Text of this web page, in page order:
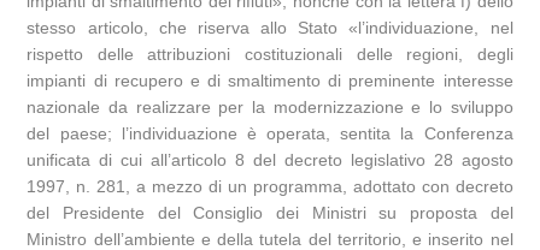
stesso articolo, che riserva allo Stato «l’individuazione, nel
rispetto delle attribuzioni costituzionali delle regioni, degli
impianti di recupero e di smaltimento di preminente interesse
nazionale da realizzare per la modernizzazione e lo sviluppo
del paese; l’individuazione è operata, sentita la Conferenza
unificata di cui all’articolo 8 del decreto legislativo 28 agosto
1997, n. 281, a mezzo di un programma, adottato con decreto
del Presidente del Consiglio dei Ministri su proposta del
Ministro dell’ambiente e della tutela del territorio, e inserito nel